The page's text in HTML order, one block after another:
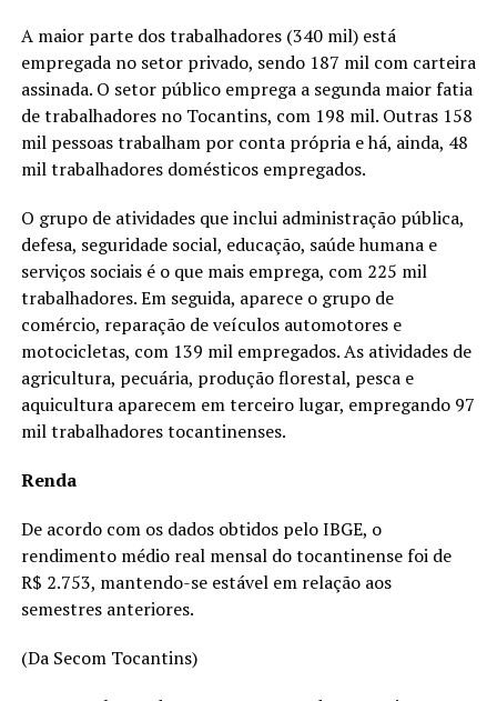
A maior parte dos trabalhadores (340 mil) está
empregada no setor privado, sendo 187 mil com carteira
assinada. O setor público emprega a segunda maior fatia
de trabalhadores no Tocantins, com 198 mil. Outras 158
mil pessoas trabalham por conta própria e há, ainda, 48
mil trabalhadores domésticos empregados.
O grupo de atividades que inclui administração pública,
defesa, seguridade social, educação, saúde humana e
serviços sociais é o que mais emprega, com 225 mil
trabalhadores. Em seguida, aparece o grupo de
comércio, reparação de veículos automotores e
motocicletas, com 139 mil empregados. As atividades de
agricultura, pecuária, produção florestal, pesca e
aquicultura aparecem em terceiro lugar, empregando 97
mil trabalhadores tocantinenses.
Renda
De acordo com os dados obtidos pelo IBGE, o
rendimento médio real mensal do tocantinense foi de
R$ 2.753, mantendo-se estável em relação aos
semestres anteriores.
(Da Secom Tocantins)